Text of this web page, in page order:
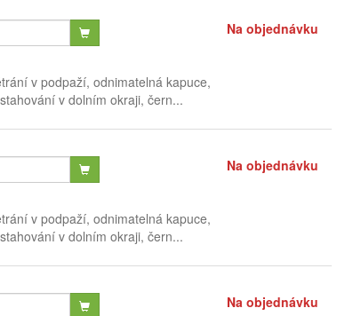
Na objednávku
v podpaží, odnimatelná kapuce,
v dolním okraji, čern...
Na objednávku
v podpaží, odnimatelná kapuce,
v dolním okraji, čern...
Na objednávku